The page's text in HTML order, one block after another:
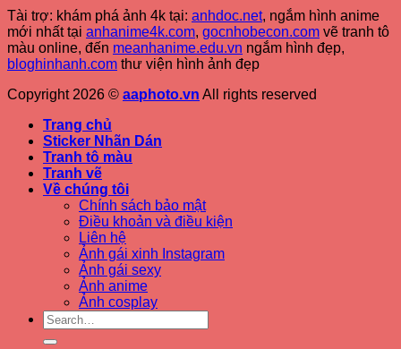
Tài trợ: khám phá ảnh 4k tại: anhdoc.net, ngắm hình anime
mới nhất tại anhanime4k.com, gocnhobecon.com vẽ tranh tô
màu online, đến meanhanime.edu.vn ngắm hình đẹp,
bloghinhanh.com thư viện hình ảnh đẹp
Copyright 2026 © aaphoto.vn All rights reserved
Trang chủ
Sticker Nhãn Dán
Tranh tô màu
Tranh vẽ
Về chúng tôi
Chính sách bảo mật
Điều khoản và điều kiện
Liên hệ
Ảnh gái xinh Instagram
Ảnh gái sexy
Ảnh anime
Ảnh cosplay